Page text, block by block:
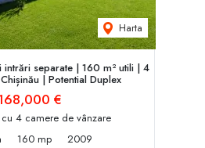
Harta
intrări separate | 160 m² utili | 4
| Potent‌ial Duplex
€
4 camere de vânzare
160 mp
2009